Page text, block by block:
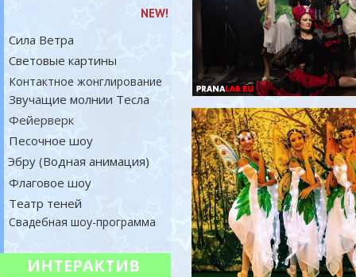
ИНТЕРАКТИВ
NEW!
Песочное шоу
Фейерверк
Контактное жонглирование
Световые картины
Сила Ветра
Звучащие молнии Тесла
Флаговое шоу
Эбру (Водная анимация)
Театр теней
Свадебная шоу-программа